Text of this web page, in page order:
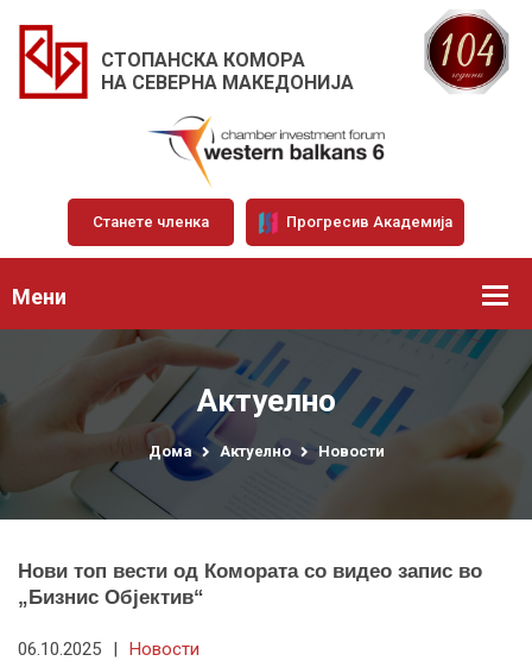
СТОПАНСКА КОМОРА
НА СЕВЕРНА МАКЕДОНИЈА
Станете членка Прогресив Академија
Мени
Актуелно
Дома Актуелно Новости
Нови топ вести од Комората со видео запис во
„Бизнис Објектив“
06.10.2025 | Новости